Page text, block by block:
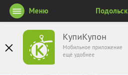
КупиКупон
Мобильное приложение
ещё удобнее
Меню Подольск